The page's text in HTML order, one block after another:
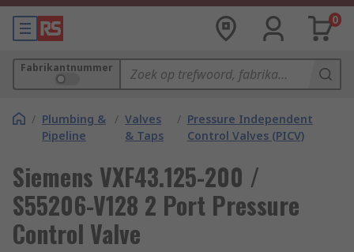
0
Fabrikantnummer
/ Plumbing &
Pipeline
/ Valves
& Taps
/ Pressure Independent
Control Valves (PICV)
Siemens VXF43.125-200 /
S55206-V128 2 Port Pressure
Control Valve